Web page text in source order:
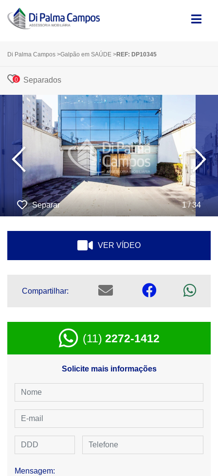
Di Palma Campos >Galpão em SAÚDE >REF: DP10345
0 Separados
‹ ›
Separar 1 / 34
VER VÍDEO
Compartilhar:
(11) 2272-1412
Solicite mais informações
Mensagem: